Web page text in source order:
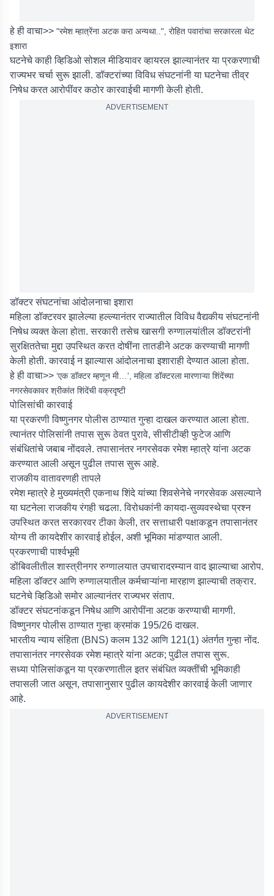
हे ही वाचा>> "रमेश म्हात्रेंना अटक करा अन्यथा..", रोहित पवारांचा सरकारला थेट
इशारा
घटनेचे काही व्हिडिओ सोशल मीडियावर व्हायरल झाल्यानंतर या प्रकरणाची
राज्यभर चर्चा सुरू झाली. डॉक्टरांच्या विविध संघटनांनी या घटनेचा तीव्र
निषेध करत आरोपींवर कठोर कारवाईची मागणी केली होती.
ADVERTISEMENT
डॉक्टर संघटनांचा आंदोलनाचा इशारा
महिला डॉक्टरवर झालेल्या हल्ल्यानंतर राज्यातील विविध वैद्यकीय संघटनांनी
निषेध व्यक्त केला होता. सरकारी तसेच खासगी रुग्णालयांतील डॉक्टरांनी
सुरक्षिततेचा मुद्दा उपस्थित करत दोषींना तातडीने अटक करण्याची मागणी
केली होती. कारवाई न झाल्यास आंदोलनाचा इशाराही देण्यात आला होता.
हे ही वाचा>> ‘एक डॉक्टर म्हणून मी…’, महिला डॉक्टरला मारणाऱ्या शिंदेंच्या
नगरसेवकावर श्रीकांत शिंदेंची वक्रदृष्टी
पोलिसांची कारवाई
या प्रकरणी विष्णुनगर पोलीस ठाण्यात गुन्हा दाखल करण्यात आला होता.
त्यानंतर पोलिसांनी तपास सुरू ठेवत पुरावे, सीसीटीव्ही फुटेज आणि
संबंधितांचे जबाब नोंदवले. तपासानंतर नगरसेवक रमेश म्हात्रे यांना अटक
करण्यात आली असून पुढील तपास सुरू आहे.
राजकीय वातावरणही तापले
रमेश म्हात्रे हे मुख्यमंत्री एकनाथ शिंदे यांच्या शिवसेनेचे नगरसेवक असल्याने
या घटनेला राजकीय रंगही चढला. विरोधकांनी कायदा-सुव्यवस्थेचा प्रश्न
उपस्थित करत सरकारवर टीका केली, तर सत्ताधारी पक्षाकडून तपासानंतर
योग्य ती कायदेशीर कारवाई होईल, अशी भूमिका मांडण्यात आली.
प्रकरणाची पार्श्वभूमी
डोंबिवलीतील शास्त्रीनगर रुग्णालयात उपचारादरम्यान वाद झाल्याचा आरोप.
महिला डॉक्टर आणि रुग्णालयातील कर्मचाऱ्यांना मारहाण झाल्याची तक्रार.
घटनेचे व्हिडिओ समोर आल्यानंतर राज्यभर संताप.
डॉक्टर संघटनांकडून निषेध आणि आरोपींना अटक करण्याची मागणी.
विष्णुनगर पोलीस ठाण्यात गुन्हा क्रमांक 195/26 दाखल.
भारतीय न्याय संहिता (BNS) कलम 132 आणि 121(1) अंतर्गत गुन्हा नोंद.
तपासानंतर नगरसेवक रमेश म्हात्रे यांना अटक; पुढील तपास सुरू.
सध्या पोलिसांकडून या प्रकरणातील इतर संबंधित व्यक्तींची भूमिकाही
तपासली जात असून, तपासानुसार पुढील कायदेशीर कारवाई केली जाणार
आहे.
ADVERTISEMENT